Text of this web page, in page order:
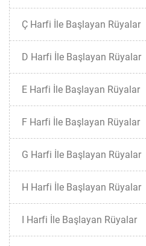
Ç Harfi İle Başlayan Rüyalar
D Harfi İle Başlayan Rüyalar
E Harfi İle Başlayan Rüyalar
F Harfi İle Başlayan Rüyalar
G Harfi İle Başlayan Rüyalar
H Harfi İle Başlayan Rüyalar
I Harfi İle Başlayan Rüyalar